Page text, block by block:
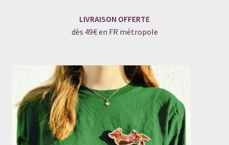
LIVRAISON OFFERTE
dès 49€ en FR métropole